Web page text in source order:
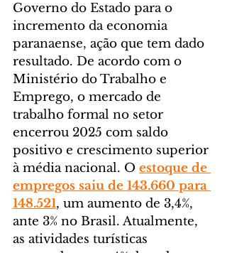
Governo do Estado para o
incremento da economia
paranaense, ação que tem dado
resultado. De acordo com o
Ministério do Trabalho e
Emprego, o mercado de
trabalho formal no setor
encerrou 2025 com saldo
positivo e crescimento superior
à média nacional. O estoque de
empregos saiu de 143.660 para
148.521, um aumento de 3,4%,
ante 3% no Brasil. Atualmente,
as atividades turísticas